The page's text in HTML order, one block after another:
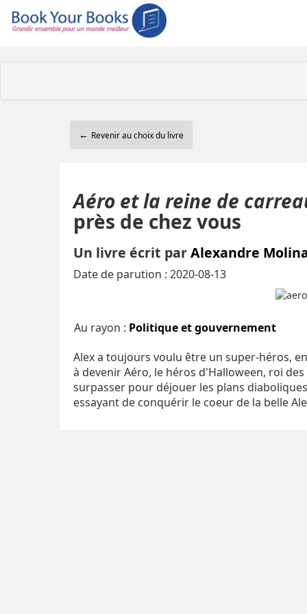
← Revenir au choix du livre
Aéro et la reine de
près de chez vous
Un livre écrit parAlexandre
Date de parution : 2020-08-13
Au rayon : Politique et gouvernement
Alex a toujours voulu être un super-héros,
à devenir Aéro, le héros d'Halloween, roi
surpasser pour déjouer les plans
essayant de conquérir le coeur de la belle